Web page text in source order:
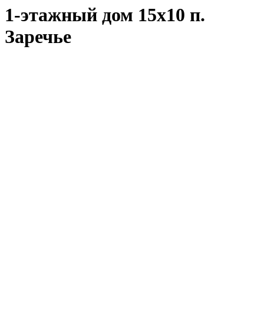
1-этажный дом 15х10 п.
Заречье